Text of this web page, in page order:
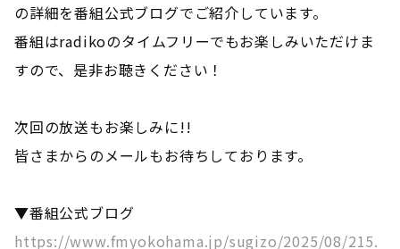
の詳細を番組公式ブログでご紹介しています。
番組はradikoのタイムフリーでもお楽しみいただけま
すので、是非お聴きください！
次回の放送もお楽しみに!!
皆さまからのメールもお待ちしております。
▼番組公式ブログ
https://www.fmyokohama.jp/sugizo/2025/08/215.